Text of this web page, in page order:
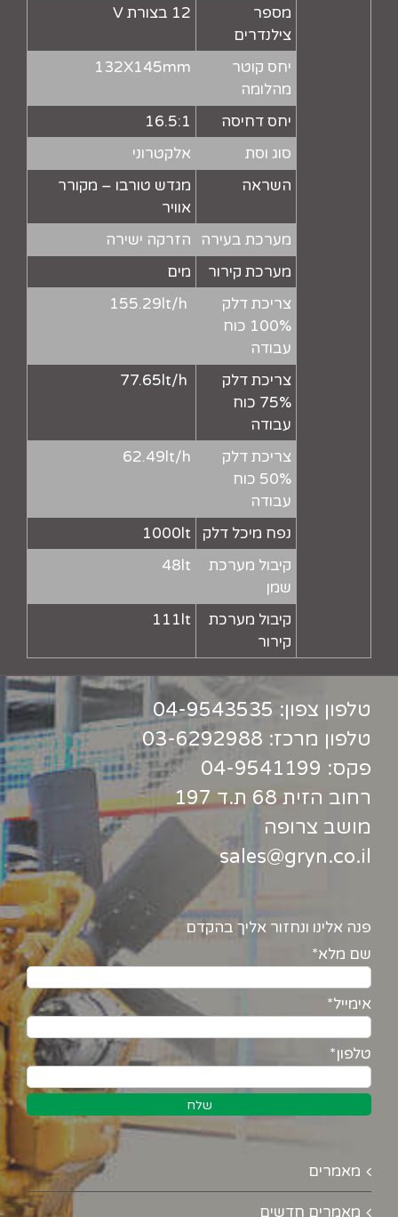
מספר
צילנדרים
12 בצורת V
יחס קוטר
מהלומה
132X145mm
יחס דחיסה
16.5:1
סוג וסת
אלקטרוני
השראה
מגדש טורבו – מקורר
אוויר
מערכת בעירה
הזרקה ישירה
מערכת קירור
מים
צריכת דלק
100% כוח
עבודה
צריכת דלק
75% כוח
עבודה
צריכת דלק
50% כוח
עבודה
62.49lt/h
נפח מיכל דלק
1000lt
קיבול מערכת
שמן
48lt
קיבול מערכת
קירור
111lt
טלפון צפון: 04-9543535
טלפון מרכז: 03-6292988
פקס: 04-9541199
רחוב הזית 68 ת.ד 197
מושב צרופה
sales@gryn.co.il
פנה אלינו ונחזור אליך בהקדם
שם מלא*
אימייל*
טלפון*
מאמרים
מאמרים חדשים